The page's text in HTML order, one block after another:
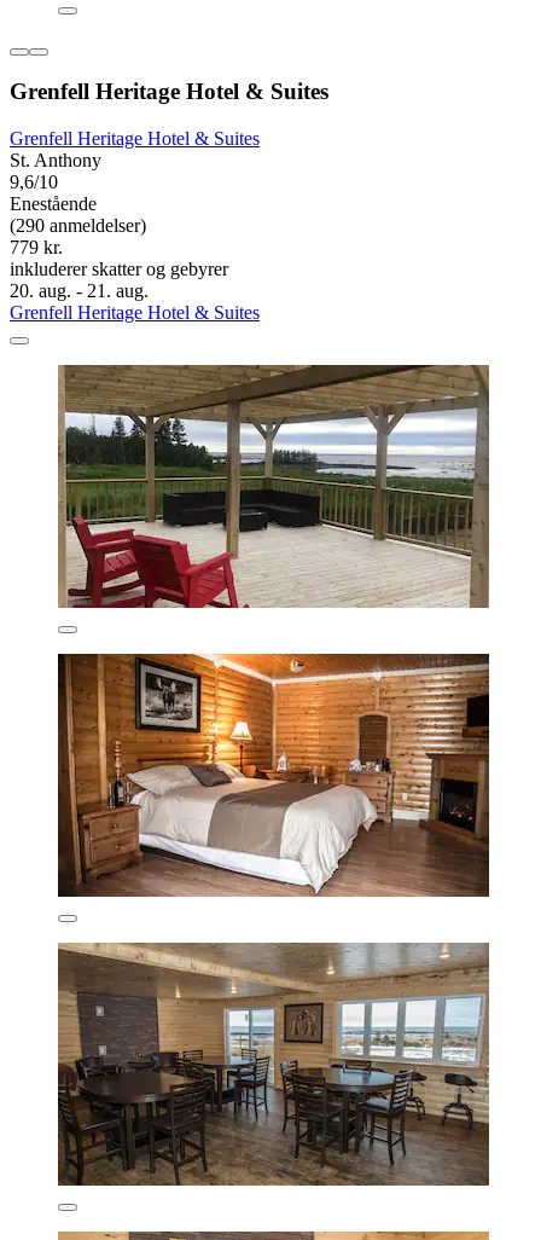
Grenfell Heritage Hotel & Suites
Grenfell Heritage Hotel & Suites
St. Anthony
9,6/10
Enestående
(290 anmeldelser)
779 kr.
inkluderer skatter og gebyrer
20. aug. - 21. aug.
Grenfell Heritage Hotel & Suites